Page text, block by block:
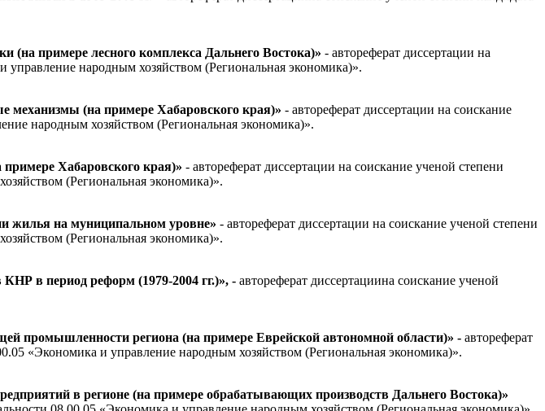
(на примере лесного комплекса Дальнего Востока)» - автореферат диссертации на
народным хозяйством (Региональная экономика)».
механизмы (на примере Хабаровского края)» - автореферат диссертации на соискание
народным хозяйством (Региональная экономика)».
Хабаровского края)» - автореферат диссертации на соискание ученой степени
(Региональная экономика)».
жилья на муниципальном уровне» - автореферат диссертации на соискание ученой степени
(Региональная экономика)».
в период реформ (1979-2004 гг.)», - автореферат диссертациина соискание ученой
промышленности региона (на примере Еврейской автономной области)» - автореферат
«Экономика и управление народным хозяйством (Региональная экономика)».
в регионе (на примере обрабатывающих производств Дальнего Востока)»